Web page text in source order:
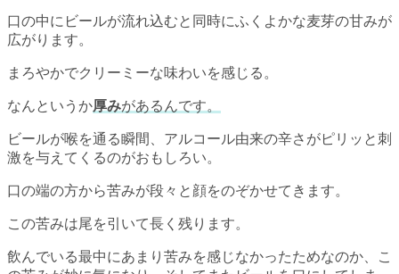
口の中にビールが流れ込むと同時にふくよかな麦芽の甘みが
広がります。
まろやかでクリーミーな味わいを感じる。
なんというか厚みがあるんです。
ビールが喉を通る瞬間、アルコール由来の辛さがピリッと刺
激を与えてくるのがおもしろい。
口の端の方から苦みが段々と顔をのぞかせてきます。
この苦みは尾を引いて長く残ります。
飲んでいる最中にあまり苦みを感じなかったためなのか、こ